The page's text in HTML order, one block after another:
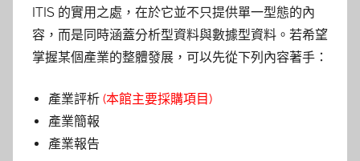
ITIS 的實用之處，在於它並不只提供單一型態的內
容，而是同時涵蓋分析型資料與數據型資料。若希望
掌握某個產業的整體發展，可以先從下列內容著手：
產業評析 (本館主要採購項目)
產業簡報
產業報告